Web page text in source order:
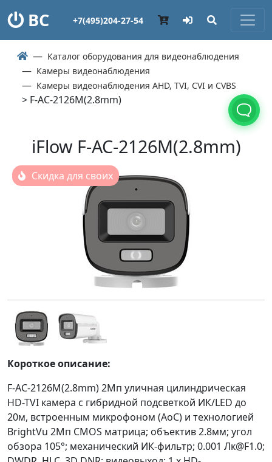
ВС +7(495)204-27-54
Каталог оборудования для видеонаблюдения
Камеры видеонаблюдения
Камеры видеонаблюдения AHD, TVI, CVI и CVBS
> F-AC-2126M(2.8mm)
iFlow F-AC-2126M(2.8mm)
Скидка для своих
Короткое описание:
F-AC-2126M(2.8mm) 2Мп уличная цилиндрическая
HD-TVI камера с гибридной подсветкой ИК/LED до
20м, встроенным микрофоном (AoC) и технологией
BrightVu 2Мп CMOS матрица; объектив 2.8мм; угол
обзора 105°; механический ИК-фильтр; 0.001 Лк@F1.0;